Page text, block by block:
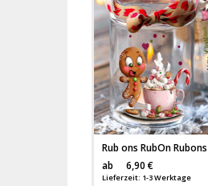
ab
6,90 €
Lieferzeit: 1-3 Werktage